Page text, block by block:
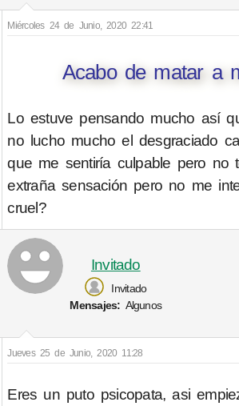
Miércoles 24 de Junio, 2020 22:41
Acabo de matar a
Lo estuve pensando mucho así
no lucho mucho el desgraciado
que me sentiría culpable pero no
extraña sensación pero no me
cruel?
Invitado
Invitado
Mensajes: Algunos
Jueves 25 de Junio, 2020 11:28
Eres un puto psicopata, asi